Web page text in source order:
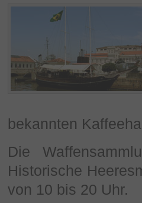
bekannten
Die
Historische
von 10 bis 20 Uhr.